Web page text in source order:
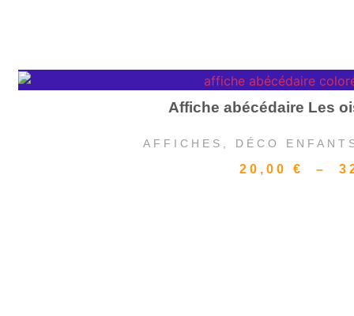
Affiche abécédaire Les
AFFICHES DÉCO
20,00€ –